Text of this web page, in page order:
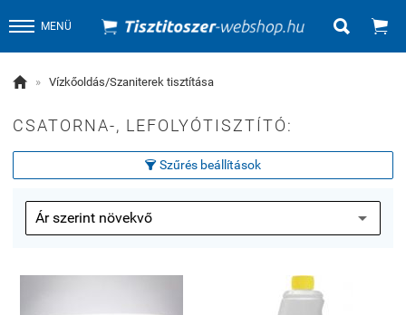
MENÜ  
 » Vízkőoldás/Szaniterek tisztítása
CSATORNA-, LEFOLYÓTISZTÍTÓ:
 Szűrés beállítások